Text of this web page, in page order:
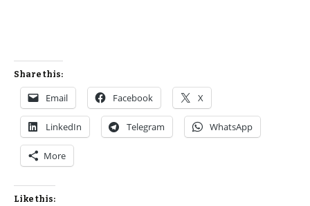
Share this:
Email Facebook X
LinkedIn Telegram WhatsApp
More
Like this: